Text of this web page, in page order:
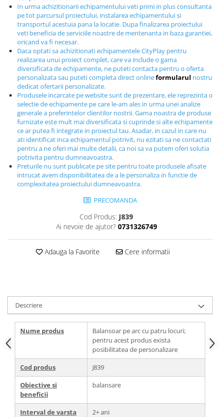
Mese de jocuri
MOBILIER URBAN
Garduri/Imprejmuiri
Cosuri de gunoi
Panouri pentru informare/Marcaje
Foisoare si pergole
Rastel Biciclete
Banci
In urma achizitionarii echipamentului veti primi in plus consultanta
pe tot parcursul proiectului, instalarea echipamentului si
transportul acestuia pana la locatie. Dupa finalizarea proiectului
veti beneficia de serviciile noastre de mentenanta in baza garantiei,
oricand va fi necesar.
Daca optati sa achizitionati echipamentele CityPlay pentru
realizarea unui proiect complet, care va include o gama
diversificata de echipamente, ne puteti contacta pentru o oferta
personalizata sau puteti completa direct onlineformularul nostru
dedicat ofertarii personalizate.
Produsele incarcate pe website sunt de prezentare, ele reprezinta o
selectie de echipamente pe care le-am ales in urma unei analize
generale a preferintelor clientilor nostrii. Gama noastra de produse
furnizate este mult mai diversificata si cuprinde si alte echipamente
ce ar putea fi integrate in proiectul tau. Asadar, in cazul in care nu
ati identificat inca echipamentul potrivit, nu ezitati sa ne contactati
pentru a ne oferi mai multe detalii, ca noi sa va putem oferi solutia
potrivita pentru dumneavoastra.
Preturile nu sunt publicate pe site pentru toate produsele afisate
intrucat avem disponibilitatea de a le personaliza in functie de
complexitatea proiectului dumneavoastra.
PRECOMANDA
Cod Produs: J839
Ai nevoie de ajutor? 0731326749
Adauga la Favorite Cere informatii
Descriere
Nume produs
Balansoar pe arc cu patru locuri;
pentru acest produs exista
posibilitatea de personalizare
Cod produs
J839
Obiective si
beneficii
balansare
Interval de varsta
2+ ani